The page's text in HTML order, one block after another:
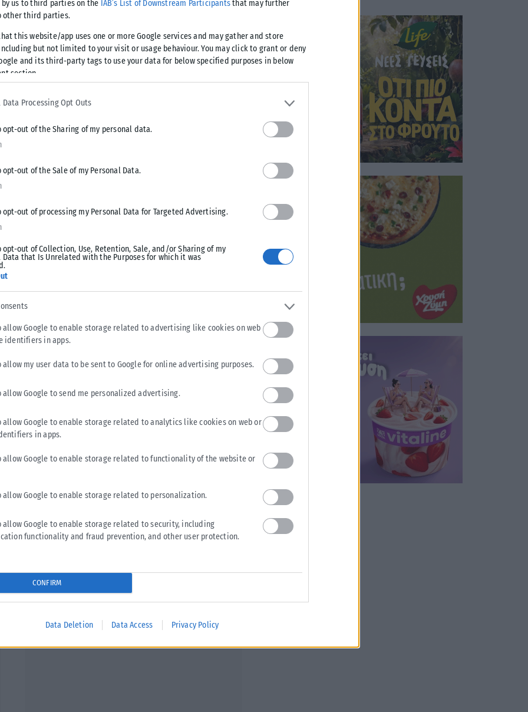
by us to third parties on the IAB’s List of Downstream Participantsthat may further
other third parties.
this website/app uses one or more Google services and may gather and store
but not limited to your visit or usage behaviour. You may click to grant or deny
and its third-party tags to use your data for below specified purposes in below
section.
Data Processing Opt Outs
opt-out of the Sharing of my personal data.
opt-out of the Sale of my Personal Data.
opt-out of processing my Personal Data for Targeted Advertising.
opt-out of Collection, Use, Retention, Sale, and/or Sharing of my
Data that Is Unrelated with the Purposes for which it was
allow Google to enable storage related to advertising like cookies on web
identifiers in apps.
allow my user data to be sent to Google for online advertising purposes.
allow Google to send me personalized advertising.
allow Google to enable storage related to analytics like cookies on web or
in apps.
allow Google to enable storage related to functionality of the website or
allow Google to enable storage related to personalization.
allow Google to enable storage related to security, including
functionality and fraud prevention, and other user protection.
CONFIRM
Data Deletion Data Access Privacy Policy
για να νιώσουν ήρεμα σε μια σχέση, ενώ άλλα
τη ζήλια τους με λογική. Η ένταση, όμως, με την οποία
από άτομο σε άτομο.
κορυφή της λίστας με τη μεγαλύτερη ζήλια και τον
συναίσθημα.
Έχουν την τάση να υπεραναλύουν καταστάσεις, ακόμα
αλλαγές στη συμπεριφορά του συντρόφου τους
και εσωτερική ένταση.
να διαχειριστούν την αβεβαιότητα. Όταν νιώσουν ζήλια,
Δεν ξεσπούν πάντα άμεσα, αλλά η στάση τους μπορεί να
τους προσώπων. Η ζήλια τους συνδέεται συχνά με
Μπορεί να μην κάνουν εύκολα σκηνές, όμως
διαίσθηση, αλλά και βαθιά συναισθηματική ένταση στις
γίνει ιδιαίτερα κτητικός, καθώς θέλει απόλυτη αφοσίωση
Send